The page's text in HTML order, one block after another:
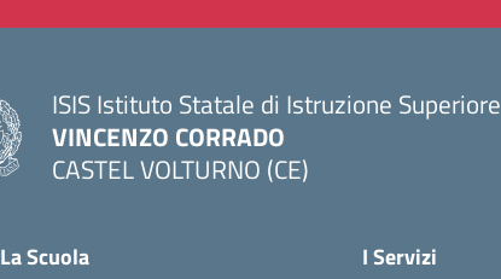
ISIS Istituto Statale di Istruzione Superiore
VINCENZO CORRADO
CASTEL VOLTURNO (CE)
La Scuola I Servizi